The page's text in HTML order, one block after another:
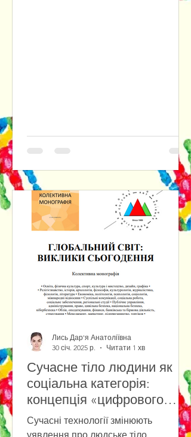
Сучасне тіло людини як
соціальна категорія:
концепція «цифрового
тіла» у віртуальній
реальності
Сучасні технології змінюють
Лись Дар'я Анатоліївна
30 січ. 2025 р.
Читати 1 хв